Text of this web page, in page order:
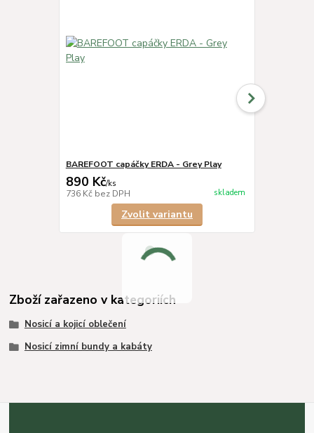
BAREFOOT capáčky ERDA - Grey Play
890 Kč/ks
736 Kč bez DPH skladem
Zvolit variantu
Zboží zařazeno v kategoriích
Nosicí a kojicí oblečení
Nosicí zimní bundy a kabáty